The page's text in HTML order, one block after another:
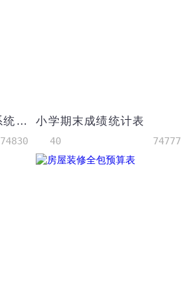
天蓝色系进销存管理系统excel模板
74830
小学期末成绩统计表
40 74777